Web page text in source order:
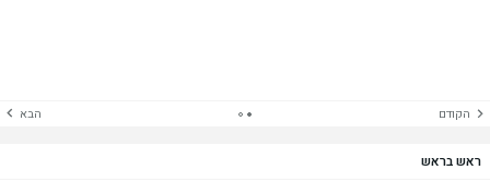
הקודם הבא
ראש בראש